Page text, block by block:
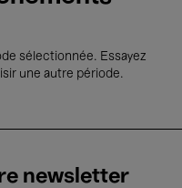
sélectionnée. Essayez
une autre période.
newsletter